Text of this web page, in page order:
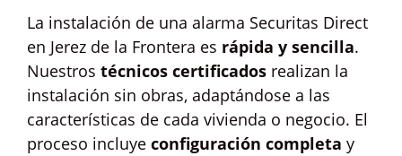
La instalación de una alarma Securitas Direct
en Jerez de la Frontera es rápida y sencilla.
Nuestros técnicos certificados realizan la
instalación sin obras, adaptándose a las
características de cada vivienda o negocio. El
proceso incluye configuración completa y